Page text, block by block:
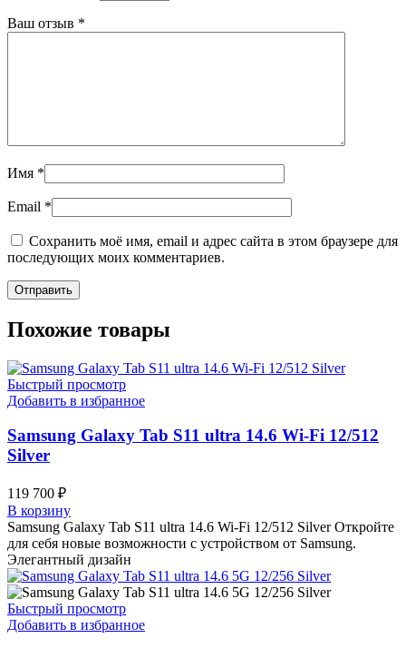
Ваш отзыв *
Имя *
Email *
Сохранить моё имя, email и адрес сайта в этом браузере для
последующих моих комментариев.
Похожие товары
Быстрый просмотр
Добавить в избранное
Samsung Galaxy Tab S11 ultra 14.6 Wi-Fi 12/512
Silver
119 700 ₽
В корзину
Samsung Galaxy Tab S11 ultra 14.6 Wi-Fi 12/512 Silver Откройте
для себя новые возможности с устройством от Samsung.
Элегантный дизайн
Быстрый просмотр
Добавить в избранное